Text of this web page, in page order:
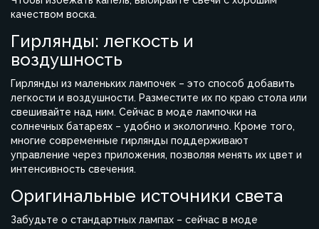
качеством воска.
Гирлянды: легкость и
воздушность
Гирлянды из маленьких лампочек – это способ добавить
легкости и воздушности. Разместите их по краю стола или
свешивайте над ним. Сейчас в моде лампочки на
солнечных батареях – удобно и экологично. Кроме того,
многие современные гирлянды поддерживают
управление через приложения, позволяя менять их цвет и
интенсивность свечения.
Оригинальные источники света
Забудьте о стандартных лампах – сейчас в моде